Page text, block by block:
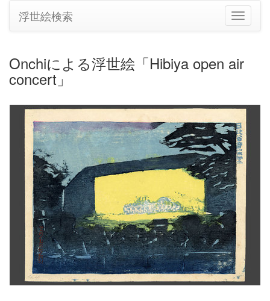
ナ
ビ
シ
り
替
え
浮世絵検索
Onchiによる浮世絵「Hibiya open air
concert」